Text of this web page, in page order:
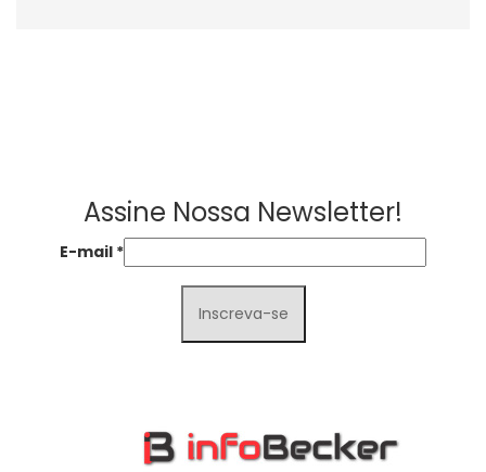
Assine Nossa Newsletter!
E-mail *